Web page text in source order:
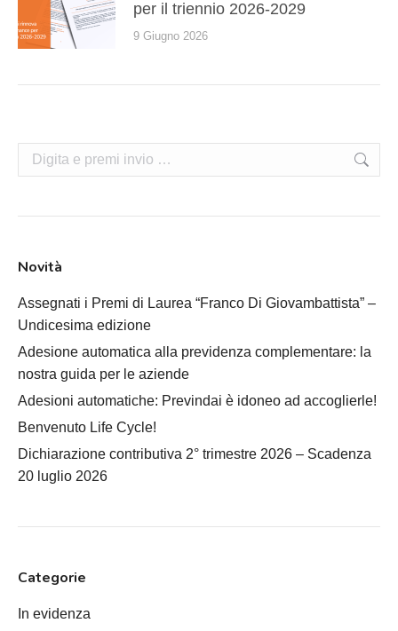
per il triennio 2026-2029
9 Giugno 2026
Cerca:
Novità
Assegnati i Premi di Laurea “Franco Di Giovambattista” –
Undicesima edizione
Adesione automatica alla previdenza complementare: la
nostra guida per le aziende
Adesioni automatiche: Previndai è idoneo ad accoglierle!
Benvenuto Life Cycle!
Dichiarazione contributiva 2° trimestre 2026 – Scadenza
20 luglio 2026
Categorie
In evidenza